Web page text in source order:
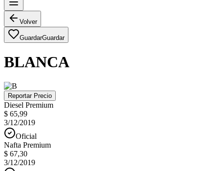
Volver
GuardarGuardar
BLANCA
Reportar Precio
Diesel Premium
$ 65,99
3/12/2019
Oficial
Nafta Premium
$ 67,30
3/12/2019